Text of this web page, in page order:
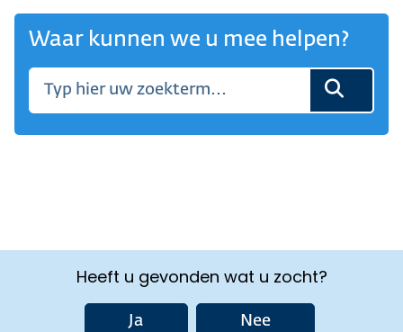
Waar kunnen we u mee helpen?
Heeft u gevonden wat u zocht?
Ja Nee